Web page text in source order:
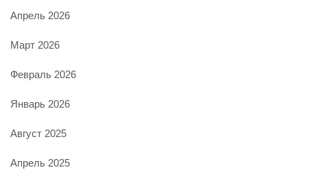
Апрель 2026
Март 2026
Февраль 2026
Январь 2026
Август 2025
Апрель 2025